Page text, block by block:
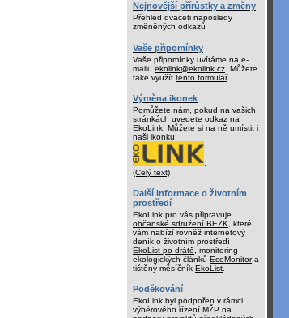
Nejnovější přírůstky a změny
Přehled dvaceti naposledy
změněných odkazů
Vaše připomínky
Vaše připomínky uvítáme na e-
mailu ekolink@ekolink.cz . Můžete
také využít tento formulář.
Výměna ikonek
Pomůžete nám, pokud na vašich
stránkách uvedete odkaz na
EkoLink. Můžete si na ně umístit i
naši ikonku:
(Celý text)
Další informace o životním
prostředí
EkoLink pro vás připravuje
občanské sdružení BEZK , které
vám nabízí rovněž internetový
deník o životním prostředí
EkoList po drátě , monitoring
ekologických článků EcoMonitora
tištěný měsíčník EkoList
Poděkování
EkoLink byl podpořen v rámci
výběrového řízení MŽP na